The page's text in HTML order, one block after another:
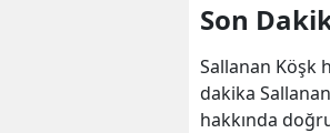
Son
Sallanan Köşk
dakika
hakkında